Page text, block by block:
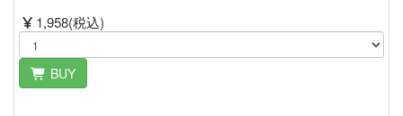
1,958(税込)
BUY